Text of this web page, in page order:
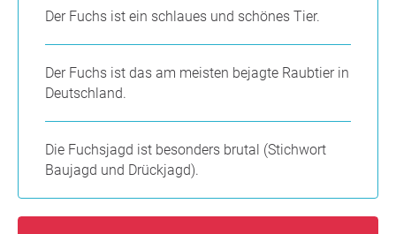
Der Fuchs ist ein schlaues und schönes Tier.
Der Fuchs ist das am meisten bejagte Raubtier in
Deutschland.
Die Fuchsjagd ist besonders brutal (Stichwort
Baujagd und Drückjagd).